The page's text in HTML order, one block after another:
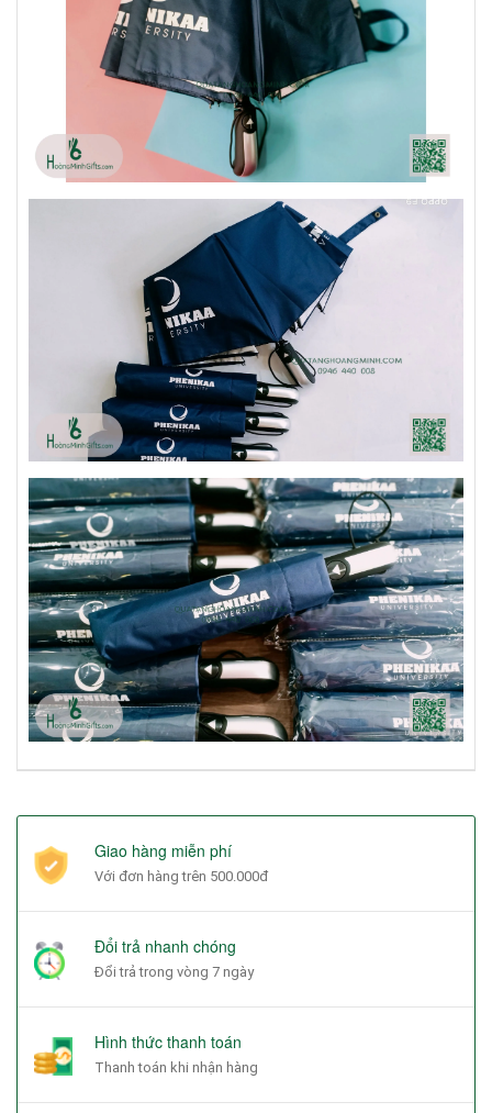
Giao hàng miễn phí
Với đơn hàng trên 500.000đ
Đổi trả nhanh chóng
Đổi trả trong vòng 7 ngày
Hình thức thanh toán
Thanh toán khi nhận hàng